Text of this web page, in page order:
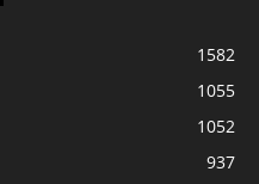
1582
1055
1052
937